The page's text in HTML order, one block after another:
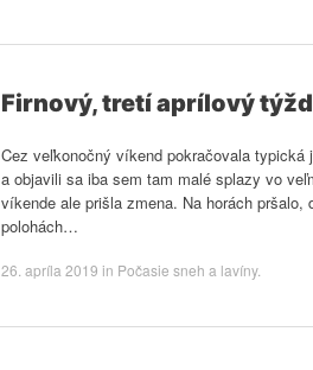
Firnový, tretí aprílový
Cez veľkonočný víkend pokračovala
a objavili sa iba sem tam malé splazy vo
víkende ale prišla zmena. Na horách
polohách…
26. apríla 2019 in Počasie sneh a lavíny.